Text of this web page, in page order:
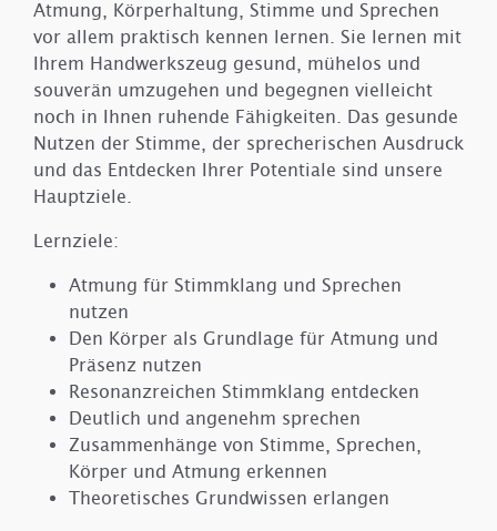
Atmung, Körperhaltung, Stimme und Sprechen
vor allem praktisch kennen lernen. Sie lernen mit
Ihrem Handwerkszeug gesund, mühelos und
souverän umzugehen und begegnen vielleicht
noch in Ihnen ruhende Fähigkeiten. Das gesunde
Nutzen der Stimme, der sprecherischen Ausdruck
und das Entdecken Ihrer Potentiale sind unsere
Hauptziele.
Lernziele:
Atmung für Stimmklang und Sprechen
nutzen
Den Körper als Grundlage für Atmung und
Präsenz nutzen
Resonanzreichen Stimmklang entdecken
Deutlich und angenehm sprechen
Zusammenhänge von Stimme, Sprechen,
Körper und Atmung erkennen
Theoretisches Grundwissen erlangen